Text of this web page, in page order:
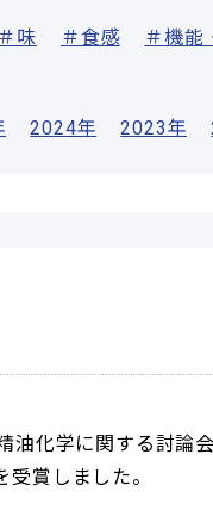
＃味 ＃食感 ＃機能
2024年 2023年
油化学に関する討論
賞しました。